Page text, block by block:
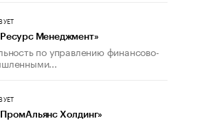
Менеджмент»
по управлению финансово-
Холдинг»